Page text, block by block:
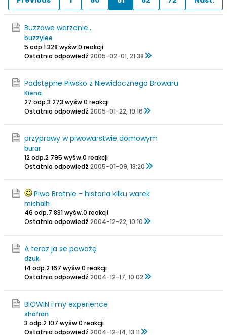
Buzzowe warzenie...
buzzylee
5 odp.1 328 wyśw.0 reakcji
Ostatnia odpowiedź 2005-02-01, 21:38
Podstępne Piwsko z Niewidocznego Browaru
Kiena
27 odp.3 273 wyśw.0 reakcji
Ostatnia odpowiedź 2005-01-22, 19:16
przyprawy w piwowarstwie domowym
burar
12 odp.2 795 wyśw.0 reakcji
Ostatnia odpowiedź 2005-01-09, 13:20
Piwo Bratnie - historia kilku warek
michalh
46 odp.7 831 wyśw.0 reakcji
Ostatnia odpowiedź 2004-12-22, 10:10
A teraz ja se poważę
dzuk
14 odp.2 167 wyśw.0 reakcji
Ostatnia odpowiedź 2004-12-17, 10:02
BIOWIN i my experience
shafran
3 odp.2 107 wyśw.0 reakcji
Ostatnia odpowiedź 2004-12-14, 13:11